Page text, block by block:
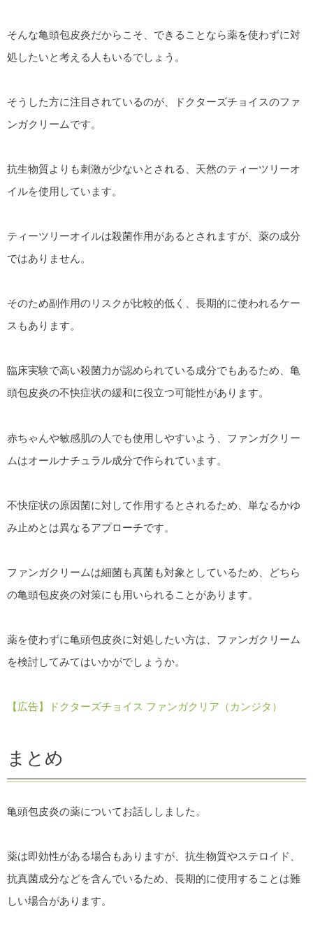
そんな亀頭包皮炎だからこそ、できることなら薬を使わずに対
処したいと考える人もいるでしょう。
そうした方に注目されているのが、ドクターズチョイスのファ
ンガクリームです。
抗生物質よりも刺激が少ないとされる、天然のティーツリーオ
イルを使用しています。
ティーツリーオイルは殺菌作用があるとされますが、薬の成分
ではありません。
そのため副作用のリスクが比較的低く、長期的に使われるケー
スもあります。
臨床実験で高い殺菌力が認められている成分でもあるため、亀
頭包皮炎の不快症状の緩和に役立つ可能性があります。
赤ちゃんや敏感肌の人でも使用しやすいよう、ファンガクリー
ムはオールナチュラル成分で作られています。
不快症状の原因菌に対して作用するとされるため、単なるかゆ
み止めとは異なるアプローチです。
ファンガクリームは細菌も真菌も対象としているため、どちら
の亀頭包皮炎の対策にも用いられることがあります。
薬を使わずに亀頭包皮炎に対処したい方は、ファンガクリーム
を検討してみてはいかがでしょうか。
【広告】ドクターズチョイス ファンガクリア（カンジタ）
まとめ
亀頭包皮炎の薬についてお話ししました。
薬は即効性がある場合もありますが、抗生物質やステロイド、
抗真菌成分などを含んでいるため、長期的に使用することは難
しい場合があります。